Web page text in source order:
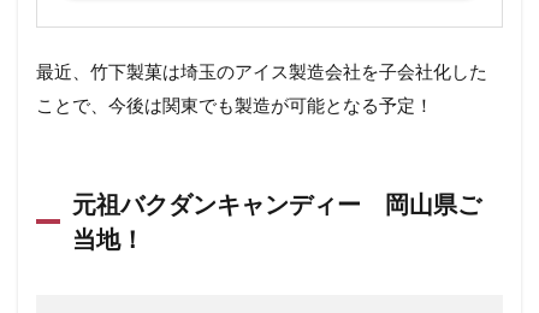
最近、竹下製菓は埼玉のアイス製造会社を子会社化した
ことで、今後は関東でも製造が可能となる予定！
元祖バクダンキャンディー 岡山県ご
当地！